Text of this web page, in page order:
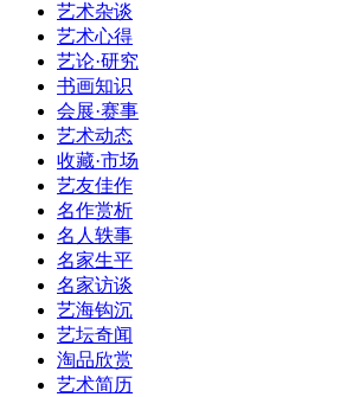
艺术杂谈
艺术心得
艺论·研究
书画知识
会展·赛事
艺术动态
收藏·市场
艺友佳作
名作赏析
名人轶事
名家生平
名家访谈
艺海钩沉
艺坛奇闻
淘品欣赏
艺术简历